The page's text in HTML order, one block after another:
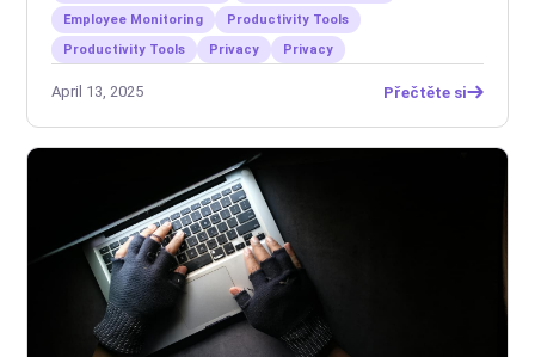
Employee Monitoring
Productivity Tools
Productivity Tools
Privacy Privacy
April 13, 2025 Přečtěte si